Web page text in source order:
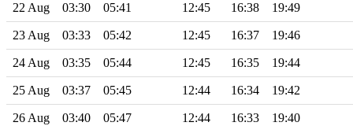
22 Aug 03:30 05:41 12:45 16:38 19:49
23 Aug 03:33 05:42 12:45 16:37 19:46
24 Aug 03:35 05:44 12:45 16:35 19:44
25 Aug 03:37 05:45 12:44 16:34 19:42
26 Aug 03:40 05:47 12:44 16:33 19:40